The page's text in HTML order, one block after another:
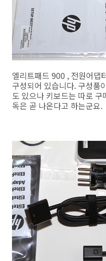
엘리트패드 900 , 전원어댑
구성되어 있습니다. 구성품
도 있으나 키보드는 따로
독은 곧 나온다고 하는군요.